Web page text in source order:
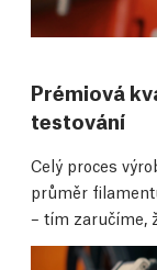
Prémiová
testování
Celý proces
průměr
– tím zaručíme,